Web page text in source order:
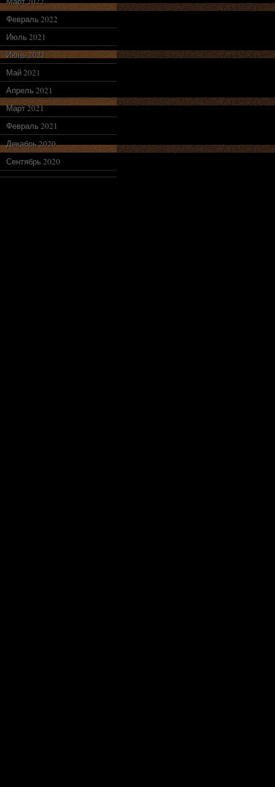
Февраль 2022
Июль 2021
Июнь 2021
Май 2021
Апрель 2021
Март 2021
Февраль 2021
Декабрь 2020
Сентябрь 2020